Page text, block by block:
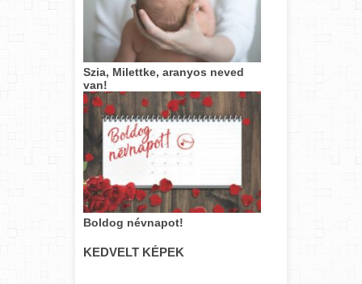
Szia, Milettke, aranyos neved
van!
Boldog névnapot!
KEDVELT KÉPEK